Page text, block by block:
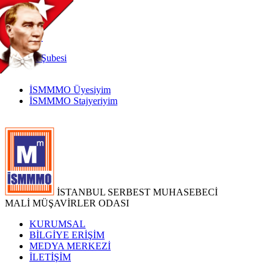
TR
|
EN
İnternetŞubesi
İSMMMO Üyesiyim
İSMMMO Stajyeriyim
İSTANBUL SERBEST MUHASEBECİ
MALİ MÜŞAVİRLER ODASI
KURUMSAL
BİLGİYE ERİŞİM
MEDYA MERKEZİ
İLETİŞİM